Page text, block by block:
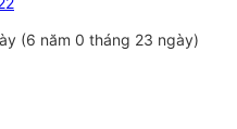
(6 năm 0 tháng 23 ngày)